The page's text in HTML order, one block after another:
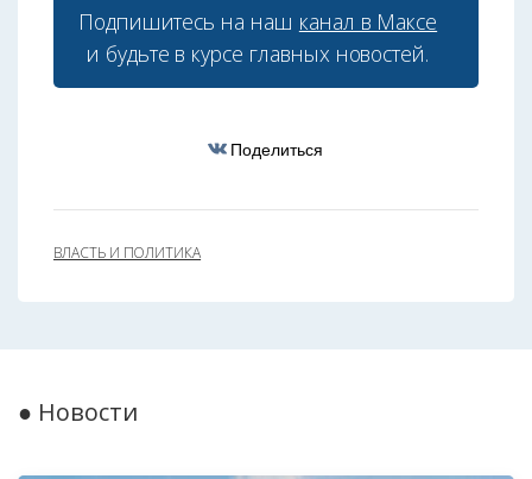
Подпишитесь на наш канал в Максе
и будьте в курсе главных новостей.
Поделиться
ВЛАСТЬ И ПОЛИТИКА
● Новости